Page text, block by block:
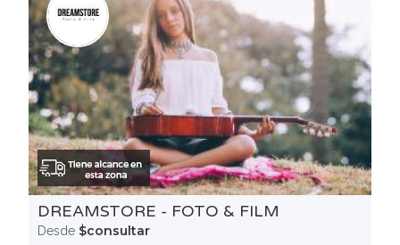
DREAMSTORE - FOTO & FILM
Desde $consultar